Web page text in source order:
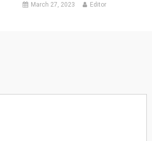
March 27, 2023 Editor